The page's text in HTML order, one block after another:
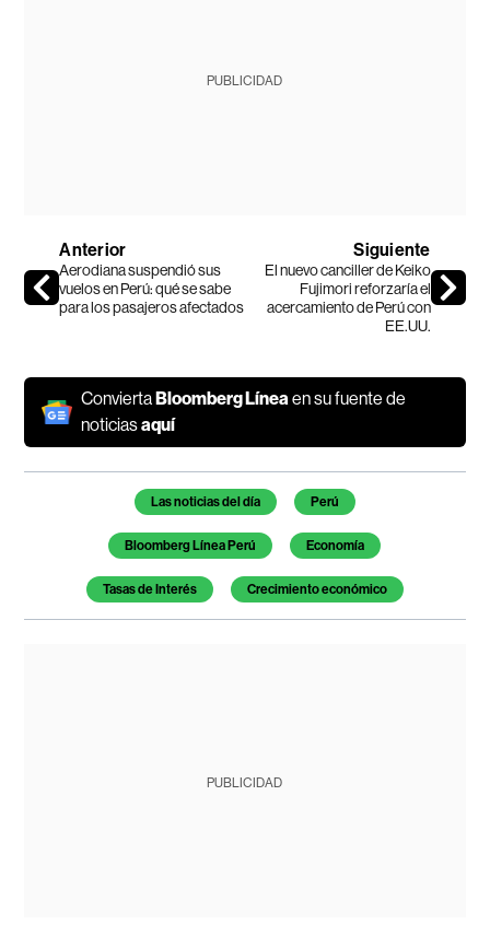
PUBLICIDAD
Anterior
Aerodiana suspendió sus
vuelos en Perú: qué se sabe
para los pasajeros afectados
Siguiente
El nuevo canciller de Keiko
Fujimori reforzaría el
acercamiento de Perú con
EE.UU.
ConviertaBloomberg Líneaen su fuente de
noticiasaquí
Temas de este artículo
Las noticias del día Perú
Bloomberg Línea Perú Economía
Tasas de Interés Crecimiento económico
PUBLICIDAD